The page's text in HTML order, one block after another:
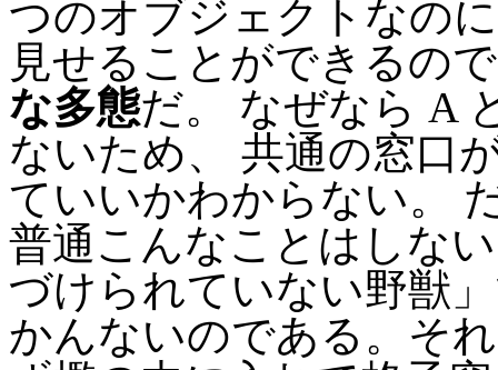
つのオブジェクトなの
見せることができるの
な多態だ。 なぜなら A
ないため、 共通の窓口
ていいかわからない。
普通こんなことはしな
づけられていない野獣
かんないのである。そ